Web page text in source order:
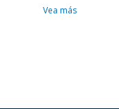
Vea más